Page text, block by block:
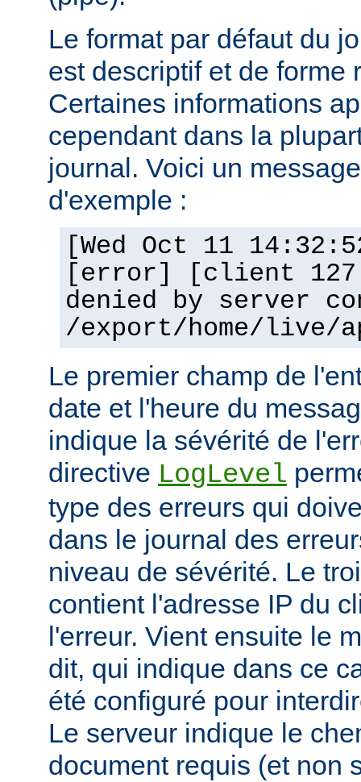
Le format par défaut du
est descriptif et de forme
Certaines informations
cependant dans la
journal. Voici un
d'exemple :
[Wed Oct 11
[error] [client
denied by server
/export/home/live/
Le premier champ de
date et l'heure du
indique la sévérité de
directive LogLevel
type des erreurs qui
dans le journal des
niveau de sévérité. Le
contient l'adresse IP du
l'erreur. Vient ensuite le
dit, qui indique dans ce
été configuré pour
Le serveur indique le
document requis (et non